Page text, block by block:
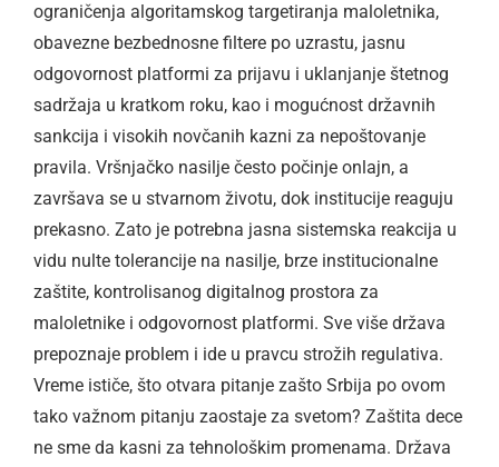
ograničenja algoritamskog targetiranja maloletnika,
obavezne bezbednosne filtere po uzrastu, jasnu
odgovornost platformi za prijavu i uklanjanje štetnog
sadržaja u kratkom roku, kao i mogućnost državnih
sankcija i visokih novčanih kazni za nepoštovanje
pravila. Vršnjačko nasilje često počinje onlajn, a
završava se u stvarnom životu, dok institucije reaguju
prekasno. Zato je potrebna jasna sistemska reakcija u
vidu nulte tolerancije na nasilje, brze institucionalne
zaštite, kontrolisanog digitalnog prostora za
maloletnike i odgovornost platformi. Sve više država
prepoznaje problem i ide u pravcu strožih regulativa.
Vreme ističe, što otvara pitanje zašto Srbija po ovom
tako važnom pitanju zaostaje za svetom? Zaštita dece
ne sme da kasni za tehnološkim promenama. Država